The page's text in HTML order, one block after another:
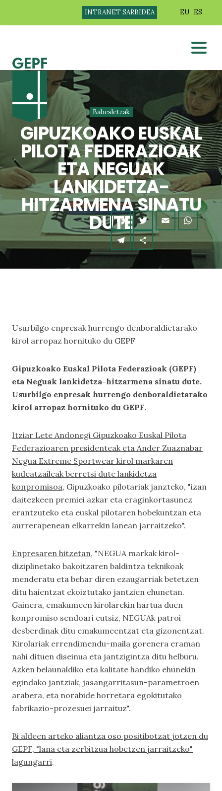
INTRANET SARBIDEA EU ES
Babesletzak
GIPUZKOAKO EUSKAL
PILOTA FEDERAZIOAK
ETA NEGUAK
LANKIDETZA-
HITZARMENA SINATU
DUTE
Usurbilgo enpresak hurrengo denboraldietarako
kirol arropaz hornituko du GEPF
Gipuzkoako Euskal Pilota Federazioak (GEPF)
eta Neguak lankidetza-hitzarmena sinatu dute.
Usurbilgo enpresak hurrengo denboraldietarako
kirol arropaz hornituko du GEPF.
Itziar Lete Andonegi Gipuzkoako Euskal Pilota
Federazioaren presidenteak eta Ander Zuaznabar
Negua Extreme Sportwear kirol markaren
kudeatzaileak berretsi dute lankidetza
konpromisoa, Gipuzkoako pilotariak janzteko, "izan
daitezkeen premiei azkar eta eraginkortasunez
erantzuteko eta euskal pilotaren hobekuntzan eta
aurrerapenean elkarrekin lanean jarraitzeko".
Enpresaren hitzetan, "NEGUA markak kirol-
diziplinetako bakoitzaren baldintza teknikoak
menderatu eta behar diren ezaugarriak betetzen
ditu haientzat ekoiztutako jantzien ehunetan.
Gainera, emakumeen kirolarekin hartua duen
konpromiso sendoari eutsiz, NEGUAk patroi
desberdinak ditu emakumeentzat eta gizonentzat.
Kirolariak errendimendu-maila gorenera eraman
nahi dituen diseinua eta jantzigintza ditu helburu.
Azken belaunaldiko eta kalitate handiko ehunekin
egindako jantziak, jasangarritasun-parametroen
arabera, eta norabide horretara egokitutako
fabrikazio-prozesuei jarraituz".
Bi aldeen arteko aliantza oso positibotzat jotzen du
GEPF, "lana eta zerbitzua hobetzen jarraitzeko"
lagungarri.